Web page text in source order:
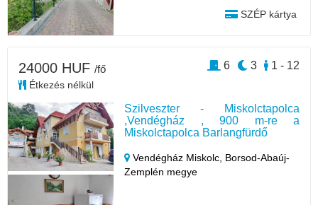
SZÉP kártya
Szilveszter - Miskolctapolca
,Vendégház , 900 m-re a
Miskolctapolca Barlangfürdő
Vendégház Miskolc, Borsod-Abaúj-
Zemplén megye
24000 HUF /fő
Étkezés nélkül
1 - 12
3
6